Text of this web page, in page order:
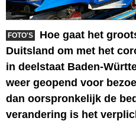
FOTO'S
Hoe gaat het
Duitsland om met het
in deelstaat Baden-
weer geopend voor
dan oorspronkelijk de
verandering is het